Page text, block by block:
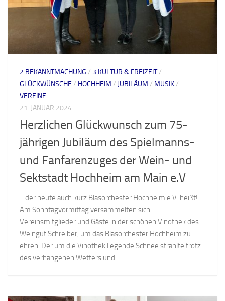
2 BEKANNTMACHUNG / 3 KULTUR & FREIZEIT/
GLÜCKWÜNSCHE / HOCHHEIM / JUBILÄUM / MUSIK/
VEREINE
21. JANUAR 2024
Herzlichen Glückwunsch zum 75-
jährigen Jubiläum des Spielmanns-
und Fanfarenzuges der Wein- und
Sektstadt Hochheim am Main e.V
…der heute auch kurz Blasorchester Hochheim e.V. heißt!
Am Sonntagvormittag versammelten sich
Vereinsmitglieder und Gäste in der schönen Vinothek des
Weingut Schreiber, um das Blasorchester Hochheim zu
ehren. Der um die Vinothek liegende Schnee strahlte trotz
des verhangenen Wetters und...